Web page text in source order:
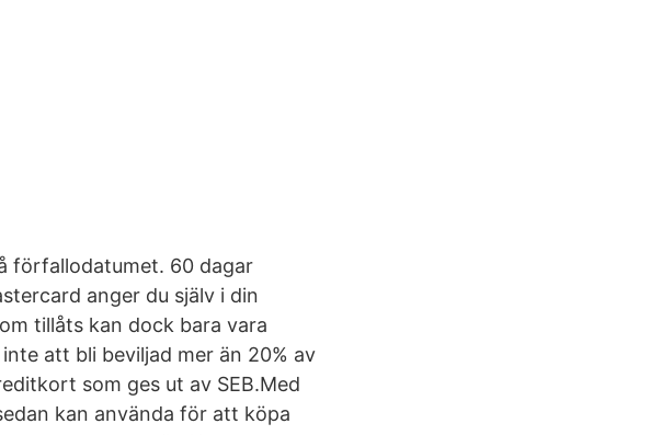
förfallodatumet. 60 dagar
anger du själv i din
tillåts kan dock bara vara
att bli beviljad mer än 20% av
som ges ut av SEB.Med
kan använda för att köpa